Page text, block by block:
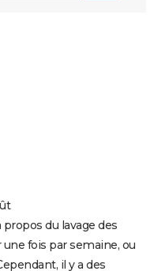
du lavage des
une fois par semaine, ou
il y a des